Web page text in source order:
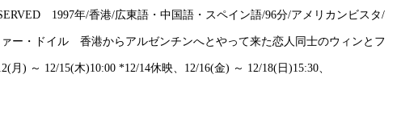
1997年/香港/広東語・中国語・スペイン語/96分/アメリカンビスタ/
ー・ドイル 香港からアルゼンチンへとやって来た恋人同士のウィンとフ
) ～ 12/15(木)10:00 *12/14休映、12/16(金) ～ 12/18(日)15:30、